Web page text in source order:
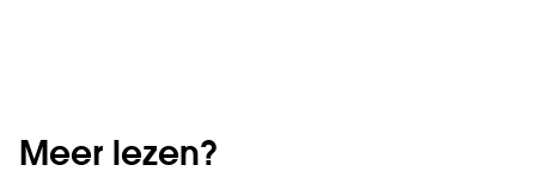
Meer lezen?